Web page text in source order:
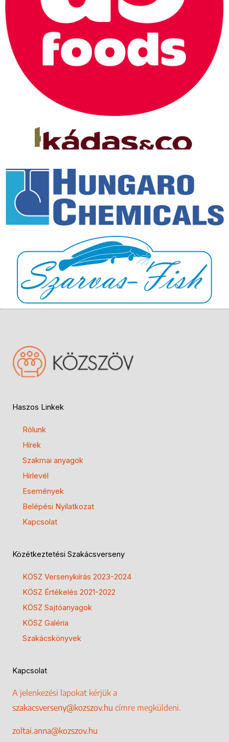
Haszos Linkek
Rólunk
Hírek
Szakmai anyagok
Hírlevél
Események
Belépési Nyilatkozat
Kapcsolat
Közétkeztetési Szakácsverseny
KÖSZ Versenykiírás 2023-2024
KÖSZ Értékelés 2021-2022
KÖSZ Sajtóanyagok
KÖSZ Galéria
Szakácskönyvek
Kapcsolat
A jelenkezési lapokat kérjük a
szakacsverseny@kozszov.hu címre megküldeni.
zoltai.anna@kozszov.hu